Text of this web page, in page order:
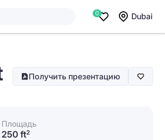
0 Dubai
Получить презентацию
Площадь
250 ft2